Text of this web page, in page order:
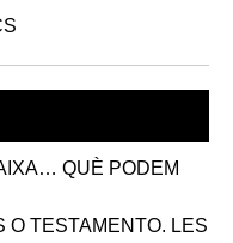
QUÈ PODEM
O TESTAMENTO. LES